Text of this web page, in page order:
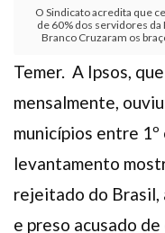
O Sindicato acredita que
de 60% dos servidores da
Branco Cruzaram os
Temer. A Ipsos,
mensalmente,
municípios entre
levantamento
rejeitado do Brasil,
e preso acusado